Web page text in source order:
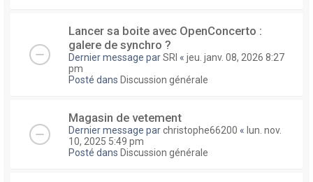
Lancer sa boite avec OpenConcerto :
galere de synchro ?
Dernier message parSRI « jeu. janv. 08, 2026 8:27
pm
Posté dans Discussion générale
Magasin de vetement
Dernier message parchristophe66200 « lun. nov.
10, 2025 5:49 pm
Posté dans Discussion générale